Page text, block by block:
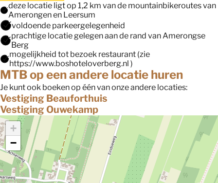
deze locatie ligt op 1,2 km van de mountainbikeroutes van
Amerongen en Leersum
voldoende parkeergelegenheid
prachtige locatie gelegen aan de rand van Amerongse
Berg
mogelijkheid tot bezoek restaurant (zie
https://www.boshoteloverberg.nl )
MTB op een andere locatie huren
Je kunt ook boeken op één van onze andere locaties:
Vestiging Beauforthuis
Vestiging Ouwekamp
+
−